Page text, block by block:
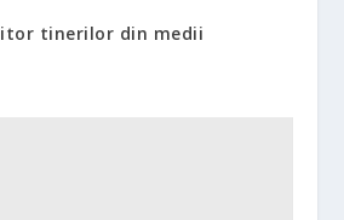
tinerilor din medii